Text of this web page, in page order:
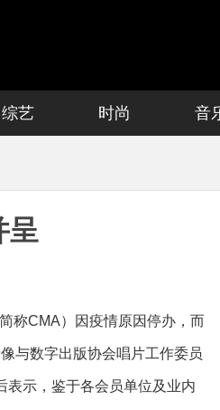
综艺 时尚 音
呈
称CMA）因疫情原因停办，而
与数字出版协会唱片工作委员
表示，鉴于各会员单位及业内